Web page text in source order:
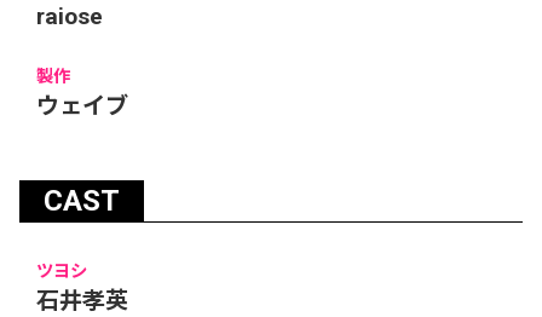
raiose
製作
ウェイブ
CAST
ツヨシ
石井孝英